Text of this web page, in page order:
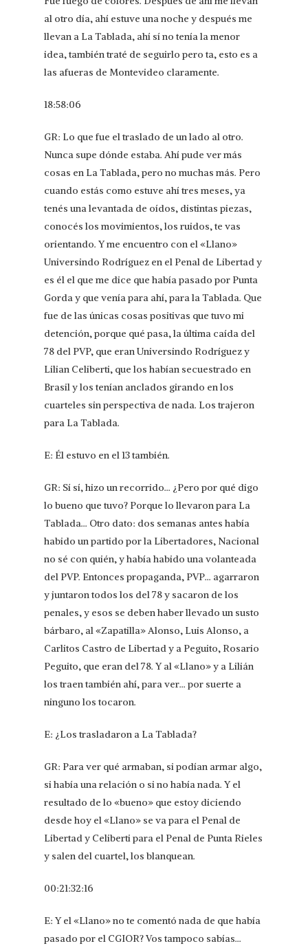
al otro día, ahí estuve una noche y después me
llevan a La Tablada, ahí sí no tenía la menor
idea, también traté de seguirlo pero ta, esto es a
las afueras de Montevideo claramente.
18:58:06
GR: Lo que fue el traslado de un lado al otro.
Nunca supe dónde estaba. Ahí pude ver más
cosas en La Tablada, pero no muchas más. Pero
cuando estás como estuve ahí tres meses, ya
tenés una levantada de oídos, distintas piezas,
conocés los movimientos, los ruidos, te vas
orientando. Y me encuentro con el «Llano»
Universindo Rodríguez en el Penal de Libertad y
es él el que me dice que había pasado por Punta
Gorda y que venía para ahí, para la Tablada. Que
fue de las únicas cosas positivas que tuvo mi
detención, porque qué pasa, la última caída del
78 del PVP, que eran Universindo Rodríguez y
Lilian Celiberti, que los habían secuestrado en
Brasil y los tenían anclados girando en los
cuarteles sin perspectiva de nada. Los trajeron
para La Tablada.
E: Él estuvo en el 13 también.
GR: Sí sí, hizo un recorrido… ¿Pero por qué digo
lo bueno que tuvo? Porque lo llevaron para La
Tablada… Otro dato: dos semanas antes había
habido un partido por la Libertadores, Nacional
no sé con quién, y había habido una volanteada
del PVP. Entonces propaganda, PVP… agarraron
y juntaron todos los del 78 y sacaron de los
penales, y esos se deben haber llevado un susto
bárbaro, al «Zapatilla» Alonso, Luis Alonso, a
Carlitos Castro de Libertad y a Peguito, Rosario
Peguito, que eran del 78. Y al «Llano» y a Lilián
los traen también ahí, para ver… por suerte a
ninguno los tocaron.
E: ¿Los trasladaron a La Tablada?
GR: Para ver qué armaban, si podían armar algo,
si había una relación o si no había nada. Y el
resultado de lo «bueno» que estoy diciendo
desde hoy el «Llano» se va para el Penal de
Libertad y Celiberti para el Penal de Punta Rieles
y salen del cuartel, los blanquean.
00:21:32:16
E: Y el «Llano» no te comentó nada de que había
pasado por el CGIOR? Vos tampoco sabías…